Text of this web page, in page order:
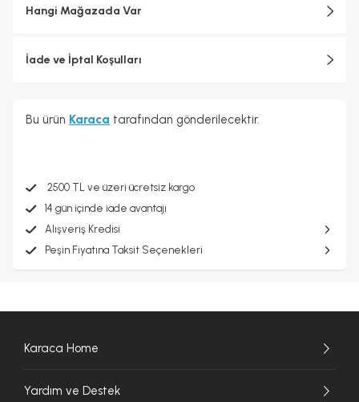
Hangi Mağazada Var
İade ve İptal Koşulları
Bu ürün Karaca tarafından gönderilecektir.
2500 TL ve üzeri ücretsiz kargo
14 gün içinde iade avantajı
Alışveriş Kredisi
Peşin Fiyatına Taksit Seçenekleri
Karaca Home
Yardım ve Destek